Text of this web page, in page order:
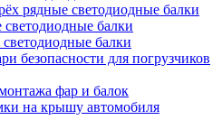
рядные светодиодные балки
балки
балки
безопасности для погрузчиков
фар и балок
на крышу автомобиля